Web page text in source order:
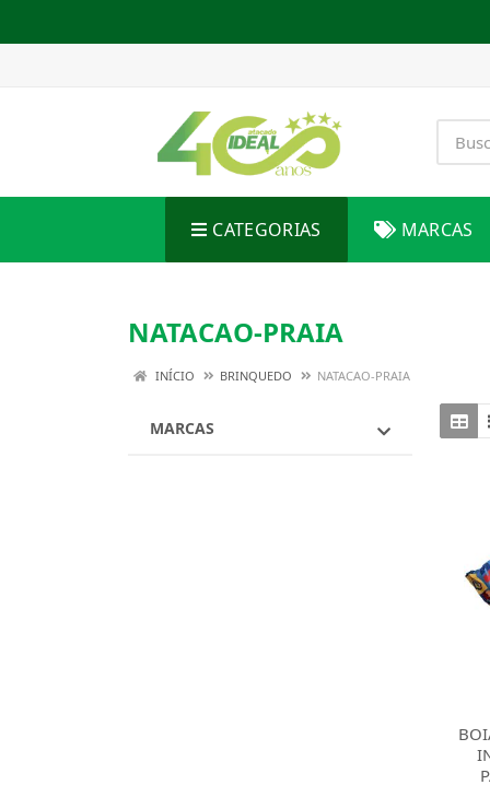
CATEGORIAS MARCAS
NATACAO-PRAIA
INÍCIO BRINQUEDO NATACAO-PRAIA
MARCAS